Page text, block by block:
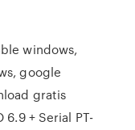
windows,
google
gratis
6.9 + Serial PT-